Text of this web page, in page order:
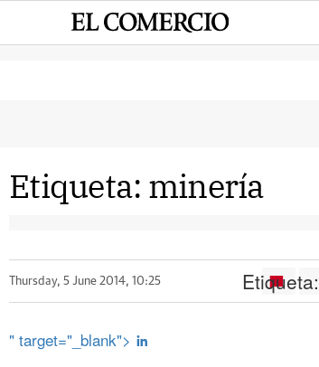
Etiqueta: minería
Thursday, 5 June 2014, 10:25 Etiqueta:
" target="_blank">